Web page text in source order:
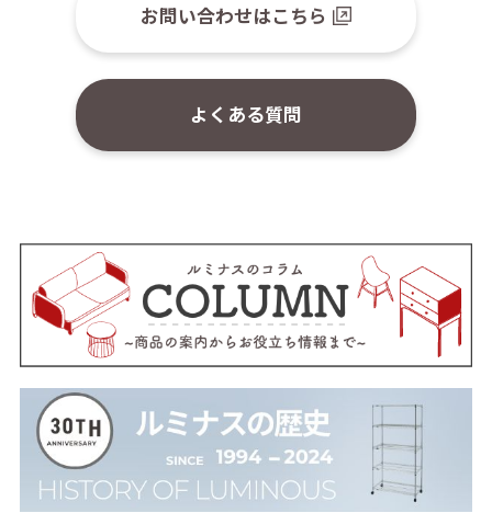
お問い合わせはこちら
よくある質問